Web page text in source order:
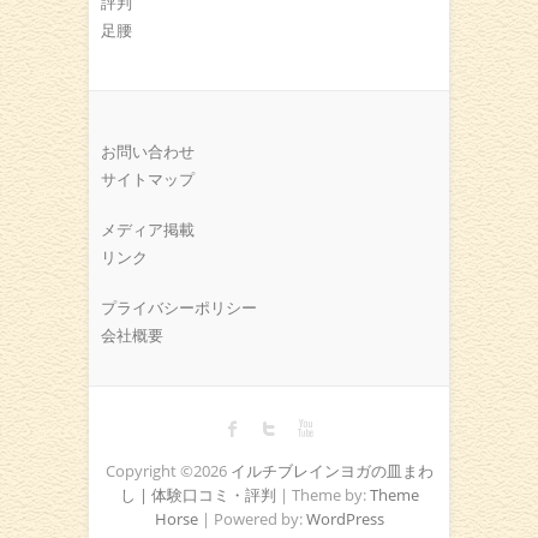
足腰
お問い合わせ
サイトマップ
メディア掲載
リンク
プライバシーポリシー
会社概要
Copyright ©2026 イルチブレインヨガの皿まわ
し | 体験口コミ・評判 | Theme by:Theme
Horse| Powered by:WordPress